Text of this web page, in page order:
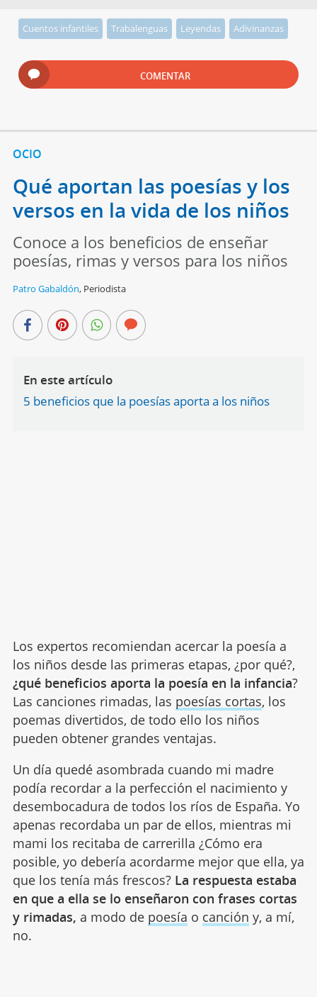
Cuentos infantiles Trabalenguas Leyendas Adivinanzas
COMENTAR
OCIO
Qué aportan las poesías y los
versos en la vida de los niños
Conoce a los beneficios de enseñar
poesías, rimas y versos para los niños
Patro Gabaldón, Periodista
En este artículo
5 beneficios que la poesías aporta a los niños
Los expertos recomiendan acercar la poesía a
los niños desde las primeras etapas, ¿por qué?,
¿qué beneficios aporta la poesía en la infancia?
Las canciones rimadas, las poesías cortas, los
poemas divertidos, de todo ello los niños
pueden obtener grandes ventajas.
Un día quedé asombrada cuando mi madre
podía recordar a la perfección el nacimiento y
desembocadura de todos los ríos de España. Yo
apenas recordaba un par de ellos, mientras mi
mami los recitaba de carrerilla ¿Cómo era
posible, yo debería acordarme mejor que ella, ya
que los tenía más frescos? La respuesta estaba
en que a ella se lo enseñaron con frases cortas
y rimadas, a modo de poesía o canción y, a mí,
no.